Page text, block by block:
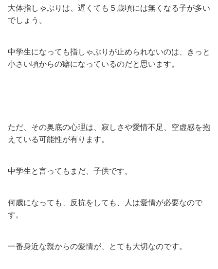
大体指しゃぶりは、遅くても５歳頃には無くなる子が多い
でしょう。
中学生になっても指しゃぶりが止められないのは、きっと
小さい頃からの癖になっているのだと思います。
ただ、その奥底の心理は、寂しさや愛情不足、空虚感を抱
えている可能性が有ります。
中学生と言ってもまだ、子供です。
何歳になっても、反抗をしても、人は愛情が必要なので
す。
一番身近な親からの愛情が、とても大切なのです。